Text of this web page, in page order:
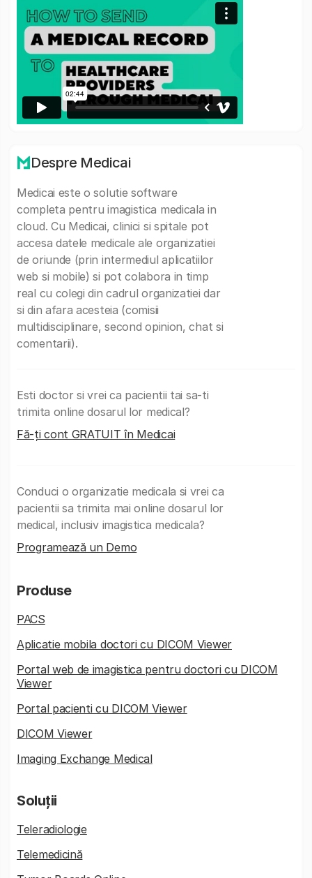
Despre Medicai
Medicai este o solutie software
completa pentru imagistica medicala in
cloud. Cu Medicai, clinici si spitale pot
accesa datele medicale ale organizatiei
de oriunde (prin intermediul aplicatiilor
web si mobile) si pot colabora in timp
real cu colegi din cadrul organizatiei dar
si din afara acesteia (comisii
multidisciplinare, second opinion, chat si
comentarii).
Esti doctor si vrei ca pacientii tai sa-ti
trimita online dosarul lor medical?
Fă-ți cont GRATUIT în Medicai
Conduci o organizatie medicala si vrei ca
pacientii sa trimita mai online dosarul lor
medical, inclusiv imagistica medicala?
Programează un Demo
Produse
PACS
Aplicatie mobila doctori cu DICOM Viewer
Portal web de imagistica pentru doctori cu DICOM
Viewer
Portal pacienti cu DICOM Viewer
DICOM Viewer
Imaging Exchange Medical
Soluții
Teleradiologie
Telemedicină